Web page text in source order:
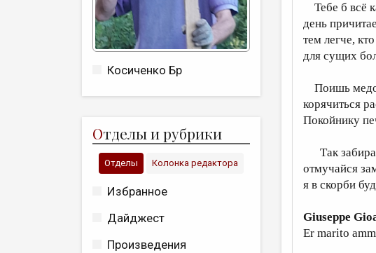
Косиченко Бр
Отделы и рубрики
Отделы Колонка редактора
Избранное
Дайджест
Произведения
Тебе б всё
день
тем легче,
для сущих
Поишь
корячиться
Покойнику
Так
отмучайся
я в скорби
Giuseppe
Er marito